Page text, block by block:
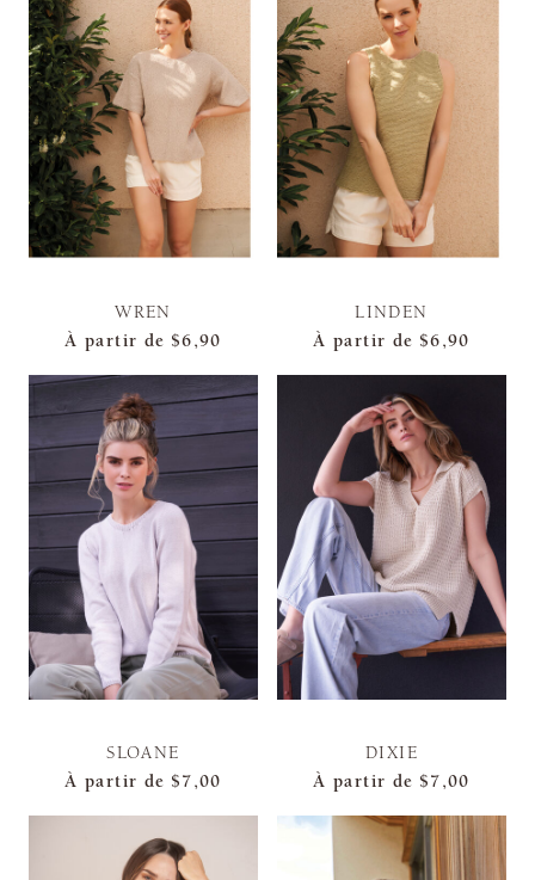
WREN
À partir de $6,90
LINDEN
À partir de $6,90
SLOANE
À partir de $7,00
DIXIE
À partir de $7,00